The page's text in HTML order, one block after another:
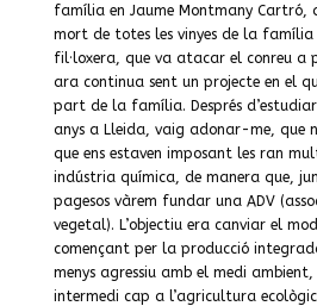
família en Jaume Montmany Cartró,
mort de totes les vinyes de la família
fil·loxera, que va atacar el conreu a
ara continua sent un projecte en el
part de la família. Després
anys a Lleida, vaig adonar-me, que
que ens estaven imposant les ran
indústria química, de manera que,
pagesos vàrem fundar una ADV
vegetal). L’objectiu era canviar el
començant per la producció
menys agressiu amb el medi
intermedi cap a l’agricultura